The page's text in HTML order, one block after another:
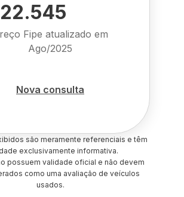
Fipe atualizado em
Ago/2025
Nova consulta
são meramente referenciais e têm
exclusivamente informativa.
possuem validade oficial e não devem
como uma avaliação de veículos
usados.